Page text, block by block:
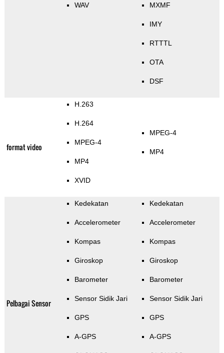
WAV MXMF
IMY
RTTTL
OTA
DSF
format video
H.263
H.264
MPEG-4
MP4
XVID
MPEG-4
MP4
Pelbagai Sensor
Kedekatan
Accelerometer
Kompas
Giroskop
Barometer
Sensor Sidik Jari
GPS
A-GPS
Kedekatan
Accelerometer
Kompas
Giroskop
Barometer
Sensor Sidik Jari
GPS
A-GPS